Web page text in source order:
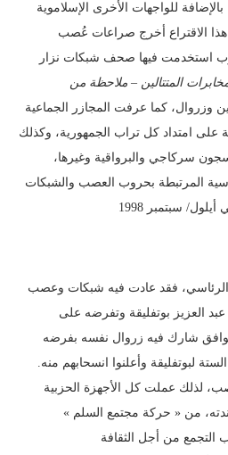
للواجهات الأخرى الإسلاموية
هذا الاقتراع أخرج صراعات عُصب
استخدمت فيها صحف شبكات نزار
المتتالين – ملاحظة من
وزروال، كما عرفت المجازر الجماعية
على امتداد كل تراب الجمهورية، وكذلك
سركاجي والبرواقية وغيرها،
المرتبطة بحروب العصب والشبكات
سبتمبر 1998
وأما اقتراع نيسان /ابريل 1999الرئاسي، فقد عادت فيه شبكات وعصب
العزيز بوتفليقة وتفرضه على
توافق شارك فيه زروال نفسه بفرضه
لبوتفليقة وأعلنوا انسحابهم منه.
لذلك عملت كل الأجهزة الحزبية
من « حركة مجتمع السلم »
من أجل الثقافة